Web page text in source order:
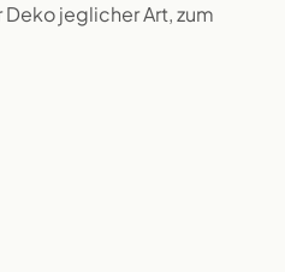
jeglicher Art, zum